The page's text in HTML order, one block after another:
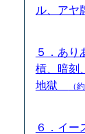
ル、ア
５．あり
槓、暗刻
地獄
（
６．イー